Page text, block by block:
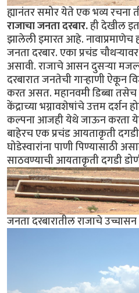
ह्यानंतर समोर येते एक भव्य रचना
राजाचा जनता दरबार.ही देखील
झालेली इमारत आहे. नावाप्रमाणेच
जनता दरबार. एका प्रचंड
असावी. राजाचे आसन दुसर्‍या
दरबारात जनतेची गार्‍हाणी ऐकून
करत असत. महानवमी डिब्बा तसेच
केंद्राच्या भग्नावशेषांचे उत्तम दर्शन
कल्पना आजही येथे जाऊन करता
बाहेरच एक प्रचंड आयताकृती
घोडेस्वारांना पाणी पिण्यासाठी
साठवण्याची आयताकृती दगडी
जनता दरबारातील राजाचे उच्चासन